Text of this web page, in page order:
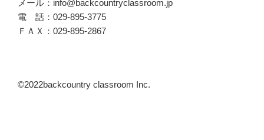
メール：info@backcountryclassroom.jp
電 話：029-895-3775
ＦＡＸ：029-895-2867
©2022backcountry classroom Inc.